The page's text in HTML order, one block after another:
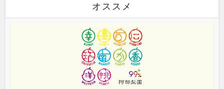
オススメ